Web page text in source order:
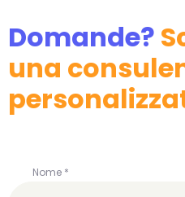
Domande?
una
Nome *